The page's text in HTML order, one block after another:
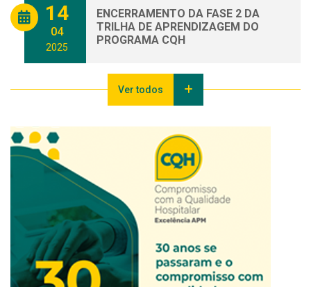
14
04
2025
ENCERRAMENTO DA FASE 2 DA
TRILHA DE APRENDIZAGEM DO
PROGRAMA CQH
Ver todos